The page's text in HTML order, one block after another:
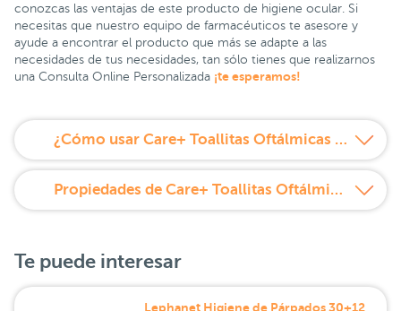
conozcas las ventajas de este producto de higiene ocular. Si
necesitas que nuestro equipo de farmacéuticos te asesore y
ayude a encontrar el producto que más se adapte a las
necesidades de tus necesidades, tan sólo tienes que realizarnos
una Consulta Online Personalizada ¡te esperamos!
¿Cómo usar Care+ Toallitas Oftálmicas Estériles 30 Monodosis?
Propiedades de Care+ Toallitas Oftálmicas Estériles 30 Monodosis
Te puede interesar
Lephanet Higiene de Párpados 30+12